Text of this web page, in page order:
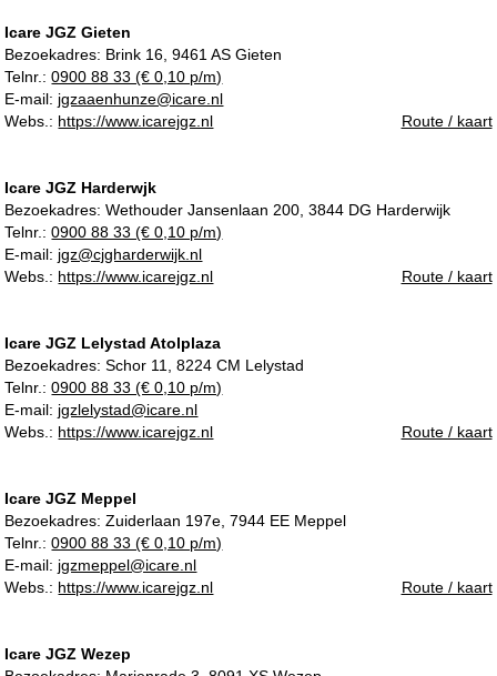
Icare JGZ Gieten
Bezoekadres: Brink 16, 9461 AS Gieten
Telnr.:0900 88 33 (€ 0,10 p/m)
E-mail: jgzaaenhunze@icare.nl
Webs.: https://www.icarejgz.nl Route / kaart
Icare JGZ Harderwjk
Bezoekadres:Wethouder Jansenlaan 200, 3844 DG Harderwijk
Telnr.:0900 88 33 (€ 0,10 p/m)
E-mail: jgz@cjgharderwijk.nl
Webs.: https://www.icarejgz.nl Route / kaart
Icare JGZ Lelystad Atolplaza
Bezoekadres:Schor 11, 8224 CM Lelystad
Telnr.:0900 88 33 (€ 0,10 p/m)
E-mail: jgzlelystad@icare.nl
Webs.: https://www.icarejgz.nl Route / kaart
Icare JGZ Meppel
Bezoekadres:Zuiderlaan 197e, 7944 EE Meppel
Telnr.:0900 88 33 (€ 0,10 p/m)
E-mail: jgzmeppel@icare.nl
Webs.: https://www.icarejgz.nl Route / kaart
Icare JGZ Wezep